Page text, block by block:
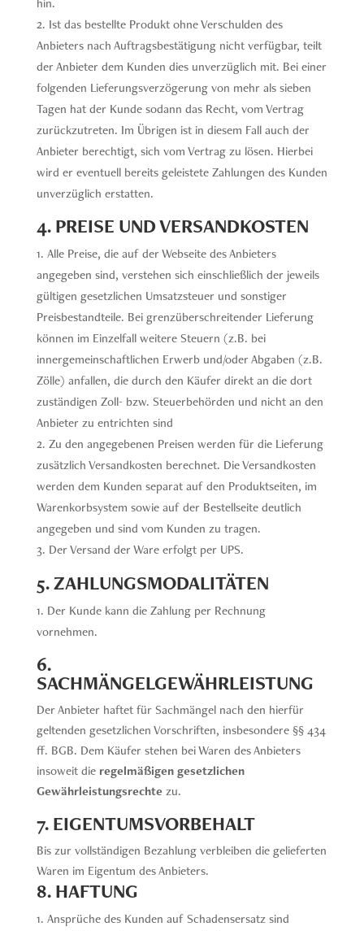
hin.
Ist das bestellte Produkt ohne Verschulden des
Anbieters nach Auftragsbestätigung nicht verfügbar, teilt
der Anbieter dem Kunden dies unverzüglich mit. Bei einer
folgenden Lieferungsverzögerung von mehr als sieben
Tagen hat der Kunde sodann das Recht, vom Vertrag
zurückzutreten. Im Übrigen ist in diesem Fall auch der
Anbieter berechtigt, sich vom Vertrag zu lösen. Hierbei
wird er eventuell bereits geleistete Zahlungen des Kunden
unverzüglich erstatten.
4. PREISE UND VERSANDKOSTEN
Alle Preise, die auf der Webseite des Anbieters
angegeben sind, verstehen sich einschließlich der jeweils
gültigen gesetzlichen Umsatzsteuer und sonstiger
Preisbestandteile. Bei grenzüberschreitender Lieferung
können im Einzelfall weitere Steuern (z.B. bei
innergemeinschaftlichen Erwerb und/oder Abgaben (z.B.
Zölle) anfallen, die durch den Käufer direkt an die dort
zuständigen Zoll- bzw. Steuerbehörden und nicht an den
Anbieter zu entrichten sind
Zu den angegebenen Preisen werden für die Lieferung
zusätzlich Versandkosten berechnet. Die Versandkosten
werden dem Kunden separat auf den Produktseiten, im
Warenkorbsystem sowie auf der Bestellseite deutlich
angegeben und sind vom Kunden zu tragen.
Der Versand der Ware erfolgt per UPS.
5. ZAHLUNGSMODALITÄTEN
Der Kunde kann die Zahlung per Rechnung
vornehmen.
6.
SACHMÄNGELGEWÄHRLEISTUNG
Der Anbieter haftet für Sachmängel nach den hierfür
geltenden gesetzlichen Vorschriften, insbesondere §§ 434
ff. BGB. Dem Käufer stehen bei Waren des Anbieters
insoweit die regelmäßigen gesetzlichen
Gewährleistungsrechte zu.
7. EIGENTUMSVORBEHALT
Bis zur vollständigen Bezahlung verbleiben die gelieferten
Waren im Eigentum des Anbieters.
8. HAFTUNG
Ansprüche des Kunden auf Schadensersatz sind